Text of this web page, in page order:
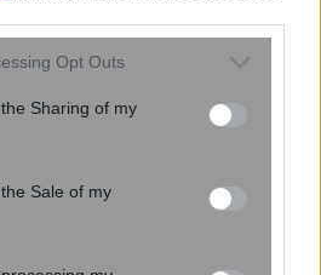
app uses one or more Google
usage behaviour. You may click to
Google and its third-party tags to
Opt Outs
Sharing of my
Sale of my